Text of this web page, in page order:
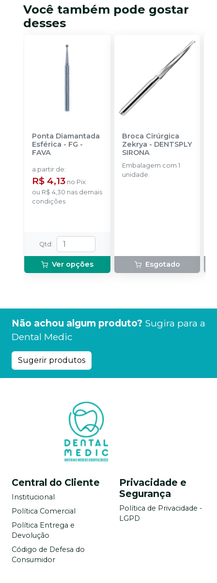
Você também pode gostar
desses
Ponta Diamantada
Esférica - FG -
FAVA
a partir de:
R$ 4,13 no Pix
ou R$ 4,30 nas demais
condições
Qtd :
Ver opções
Broca Cirúrgica
Zekrya - DENTSPLY
SIRONA
Embalagem com 1
unidade.
Esgotado
Não achou algum produto? Sugira para a
Dental Medic
Sugerir produtos
Central do Cliente
Institucional
Política Comercial
Política Entrega e
Devolução
Código de Defesa do
Consumidor
Privacidade e
Segurança
Política de Privacidade -
LGPD